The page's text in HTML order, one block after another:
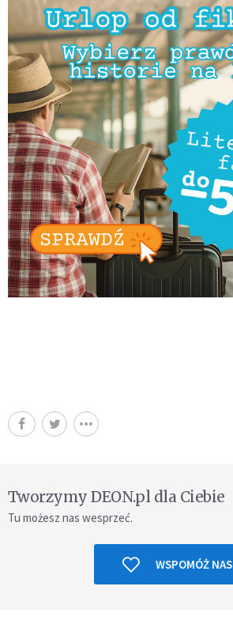
Tworzymy DEON.pl dla Ciebie
Tu możesz nas wesprzeć.
WSPOMÓŻ NAS